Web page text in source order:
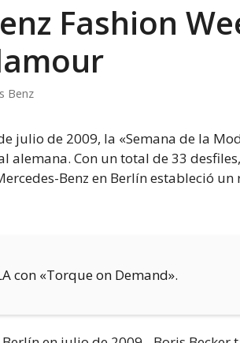
Fashion
Benz
julio de 2009, la «Semana de la
Con un total de 33
Benz en Berlín estableció un
con «Torque on Demand».